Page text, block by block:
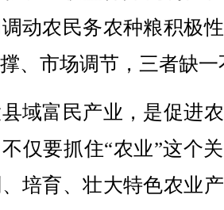
动农民务农种粮积极
、市场调节，三者缺一
富民产业，是促进
仅要抓住“农业”这个
培育、壮大特色农业